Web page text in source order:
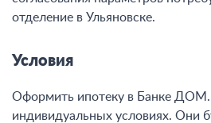
отделение в Ульяновске.
Условия
Оформить ипотеку в Банке
индивидуальных условиях. Они